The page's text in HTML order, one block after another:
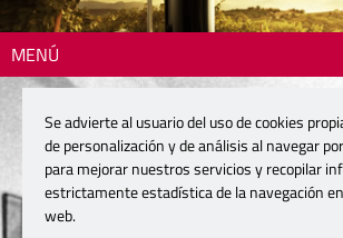
MENÚ
Se advierte al usuario del uso de cookies
de personalización y de análisis al navegar
para mejorar nuestros servicios y recopilar
estrictamente estadística de la navegación
web.